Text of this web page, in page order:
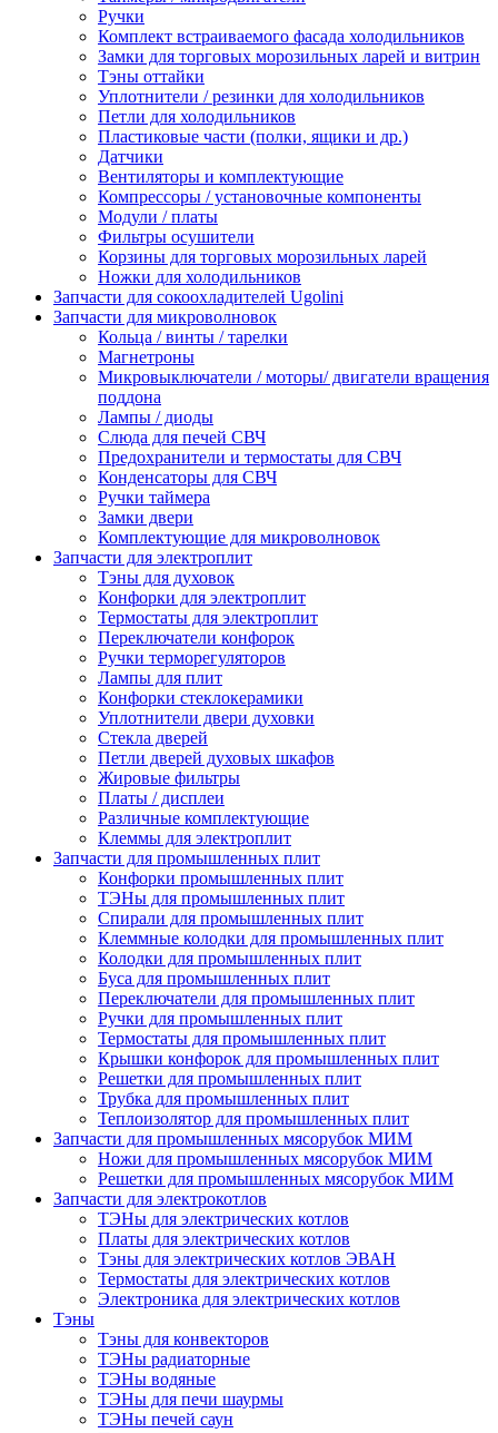
Ручки
Комплект встраиваемого фасада холодильников
Замки для торговых морозильных ларей и витрин
Тэны оттайки
Уплотнители / резинки для холодильников
Петли для холодильников
Пластиковые части (полки, ящики и др.)
Датчики
Вентиляторы и комплектующие
Компрессоры / установочные компоненты
Модули / платы
Фильтры осушители
Корзины для торговых морозильных ларей
Ножки для холодильников
Запчасти для сокоохладителей Ugolini
Запчасти для микроволновок
Кольца / винты / тарелки
Магнетроны
Микровыключатели / моторы/ двигатели вращения
поддона
Лампы / диоды
Слюда для печей СВЧ
Предохранители и термостаты для СВЧ
Конденсаторы для СВЧ
Ручки таймера
Замки двери
Комплектующие для микроволновок
Запчасти для электроплит
Тэны для духовок
Конфорки для электроплит
Термостаты для электроплит
Переключатели конфорок
Ручки терморегуляторов
Лампы для плит
Конфорки стеклокерамики
Уплотнители двери духовки
Стекла дверей
Петли дверей духовых шкафов
Жировые фильтры
Платы / дисплеи
Различные комплектующие
Клеммы для электроплит
Запчасти для промышленных плит
Конфорки промышленных плит
ТЭНы для промышленных плит
Спирали для промышленных плит
Клеммные колодки для промышленных плит
Колодки для промышленных плит
Буса для промышленных плит
Переключатели для промышленных плит
Ручки для промышленных плит
Термостаты для промышленных плит
Крышки конфорок для промышленных плит
Решетки для промышленных плит
Трубка для промышленных плит
Теплоизолятор для промышленных плит
Запчасти для промышленных мясорубок МИМ
Ножи для промышленных мясорубок МИМ
Решетки для промышленных мясорубок МИМ
Запчасти для электрокотлов
ТЭНы для электрических котлов
Платы для электрических котлов
Тэны для электрических котлов ЭВАН
Термостаты для электрических котлов
Электроника для электрических котлов
Тэны
Тэны для конвекторов
ТЭНы радиаторные
ТЭНы водяные
ТЭНы для печи шаурмы
ТЭНы печей саун